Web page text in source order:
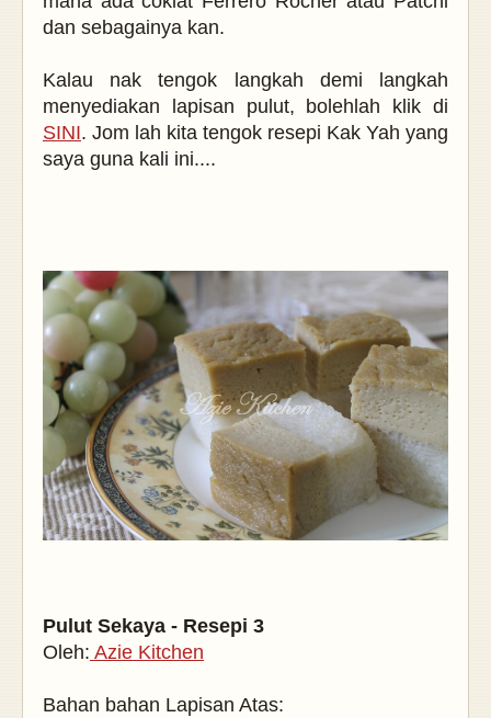
dan sebagainya kan.
Kalau nak tengok langkah demi langkah
menyediakan lapisan pulut, bolehlah klik di
SINI. Jom lah kita tengok resepi Kak Yah yang
saya guna kali ini....
Pulut Sekaya - Resepi 3
Oleh: Azie Kitchen
Bahan bahan Lapisan Atas: